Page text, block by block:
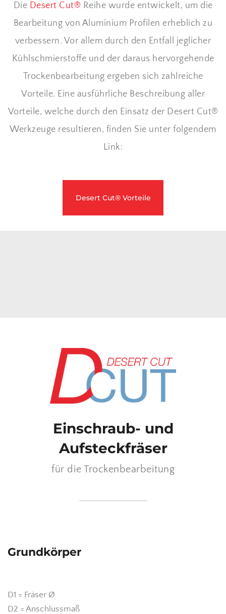
Die Desert Cut® Reihe wurde entwickelt, um die
Bearbeitung von Aluminium Profilen erheblich zu
verbessern. Vor allem durch den Entfall jeglicher
Kühlschmierstoffe und der daraus hervorgehende
Trockenbearbeitung ergeben sich zahlreiche
Vorteile. Eine ausführliche Beschreibung aller
Vorteile, welche durch den Einsatz der Desert Cut®
Werkzeuge resultieren, finden Sie unter folgendem
Link:
Desert Cut® Vorteile
Einschraub- und
Aufsteckfräser
für die Trockenbearbeitung
Grundkörper
D1 = Fräser Ø
D2 = Anschlussmaß